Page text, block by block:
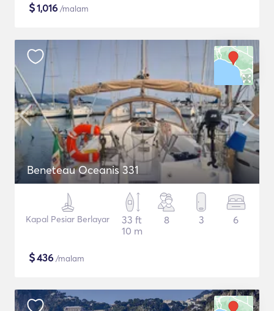
$1,016 /malam
Beneteau Oceanis 331
Kapal Pesiar Berlayar
33 ft
10 m
8 3 6
$436 /malam